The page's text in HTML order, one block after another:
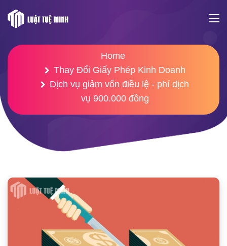
Home
Thay Đổi Giấy Phép Kinh Doanh
Dịch vụ giảm vốn điều lệ - phí dịch
vụ 900.000 đồng